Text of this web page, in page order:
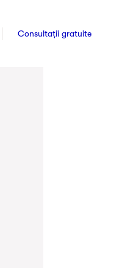
Consultații gratuite